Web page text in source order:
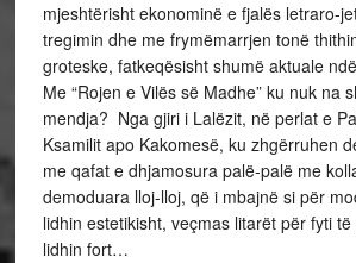
mjeshtërisht ekonominë e fjalës letraro-
tregimin dhe me frymëmarrjen tonë
groteske, fatkeqësisht shumë aktuale
Me “Rojen e Vilës së Madhe” ku nuk na
mendja? Nga gjiri i Lalëzit, në perlat e
Ksamilit apo Kakomesë, ku zhgërruhen
me qafat e dhjamosura palë-palë me
demoduara lloj-lloj, që i mbajnë si për
lidhin estetikisht, veçmas litarët për fyti të
lidhin fort…